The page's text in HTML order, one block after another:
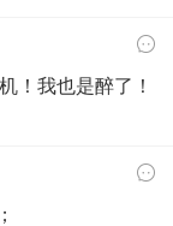
！我也是醉了！